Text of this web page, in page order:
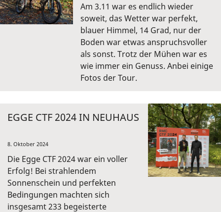
Am 3.11 war es endlich wieder
soweit, das Wetter war perfekt,
blauer Himmel, 14 Grad, nur der
Boden war etwas anspruchsvoller
als sonst. Trotz der Mühen war es
wie immer ein Genuss. Anbei einige
Fotos der Tour.
EGGE CTF 2024 IN NEUHAUS
8. Oktober 2024
Die Egge CTF 2024 war ein voller
Erfolg! Bei strahlendem
Sonnenschein und perfekten
Bedingungen machten sich
insgesamt 233 begeisterte